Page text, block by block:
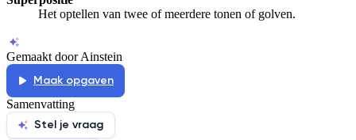
Het optellen van twee of meerdere tonen of golven.
Gemaakt door Ainstein
Maak opgaven
Samenvatting
Stel je vraag